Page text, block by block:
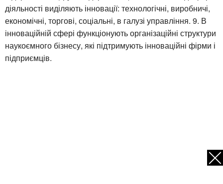
діяльності виділяють інновації: технологічні, виробничі,
економічні, торгові, соціальні, в галузі управління. 9. В
інноваційній сфері функціонують організаційні структури
наукоємного бізнесу, які підтримують інноваційні фірми і
підприємців.